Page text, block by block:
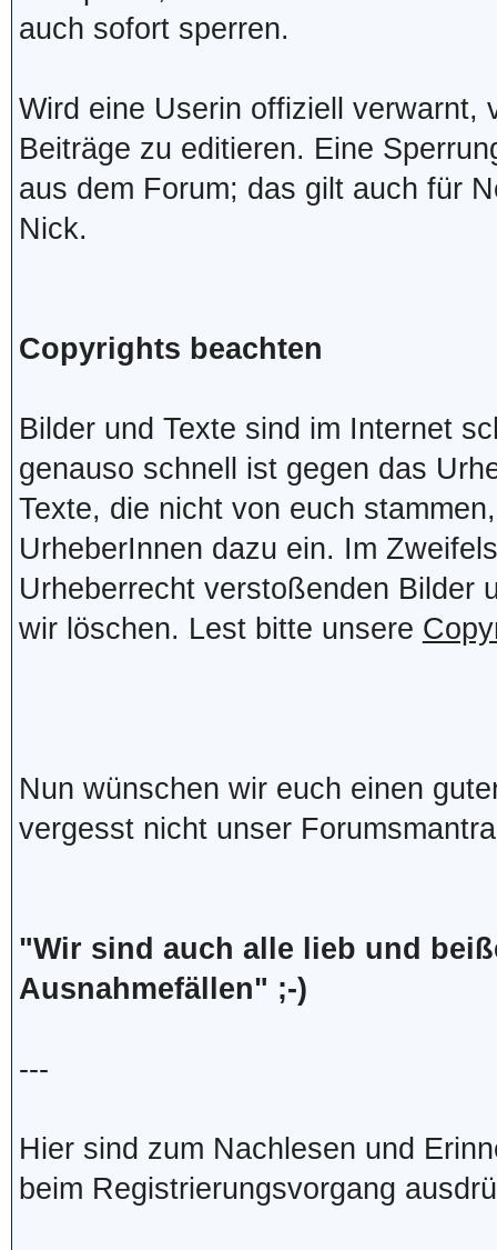
auch sofort sperren.
Wird eine Userin offiziell verwarnt,
Beiträge zu editieren. Eine
aus dem Forum; das gilt auch für
Nick.
Copyrights beachten
Bilder und Texte sind im Internet
genauso schnell ist gegen das
Texte, die nicht von euch
UrheberInnen dazu ein. Im
Urheberrecht verstoßenden Bilder
wir löschen. Lest bitte unsere
Nun wünschen wir euch einen
vergesst nicht unser
"Wir sind auch alle lieb und
Ausnahmefällen" ;-)
---
Hier sind zum Nachlesen und
beim Registrierungsvorgang